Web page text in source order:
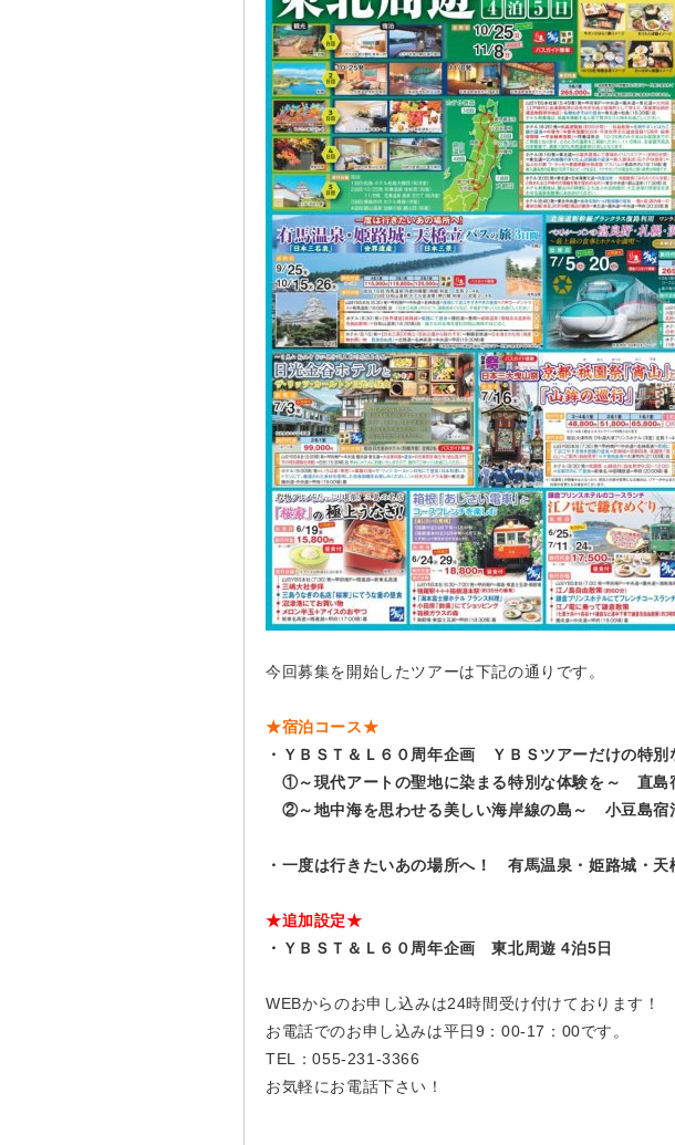
今回募集を開始したツアーは下記の通りです。
★宿泊コース★
・ＹＢＳＴ＆Ｌ６０周年企画 ＹＢＳツアーだけの特
①～現代アートの聖地に染まる特別な体験を～ 直島
②～地中海を思わせる美しい海岸線の島～ 小豆島宿
・一度は行きたいあの場所へ！ 有馬温泉・姫路城・天
★追加設定★
・ＹＢＳＴ＆Ｌ６０周年企画 東北周遊 4泊5日
WEBからのお申し込みは24時間受け付けております！
お電話でのお申し込みは平日9：00-17：00です。
TEL：055-231-3366
お気軽にお電話下さい！